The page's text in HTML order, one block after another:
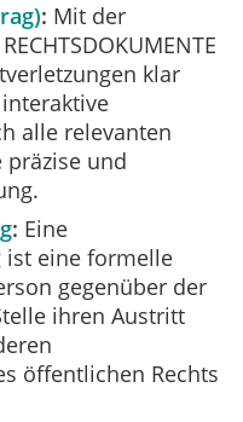
Mit der
klar
alle relevanten
und
Eine
ist eine formelle
gegenüber der
ihren Austritt
öffentlichen Rechts